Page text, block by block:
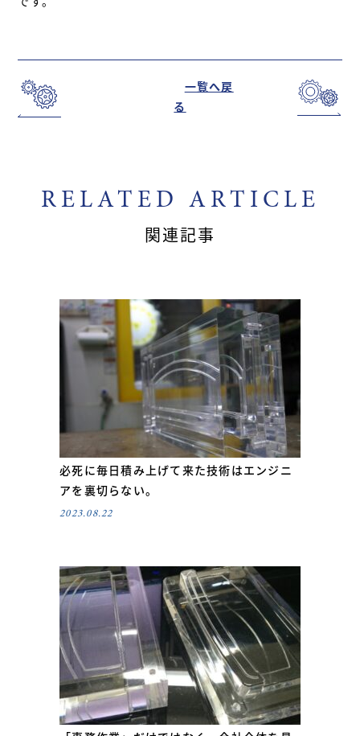
一覧へ戻
る
RELATED ARTICLE
関連記事
必死に毎日積み上げて来た技術はエンジニ
アを裏切らない。
2023.08.22